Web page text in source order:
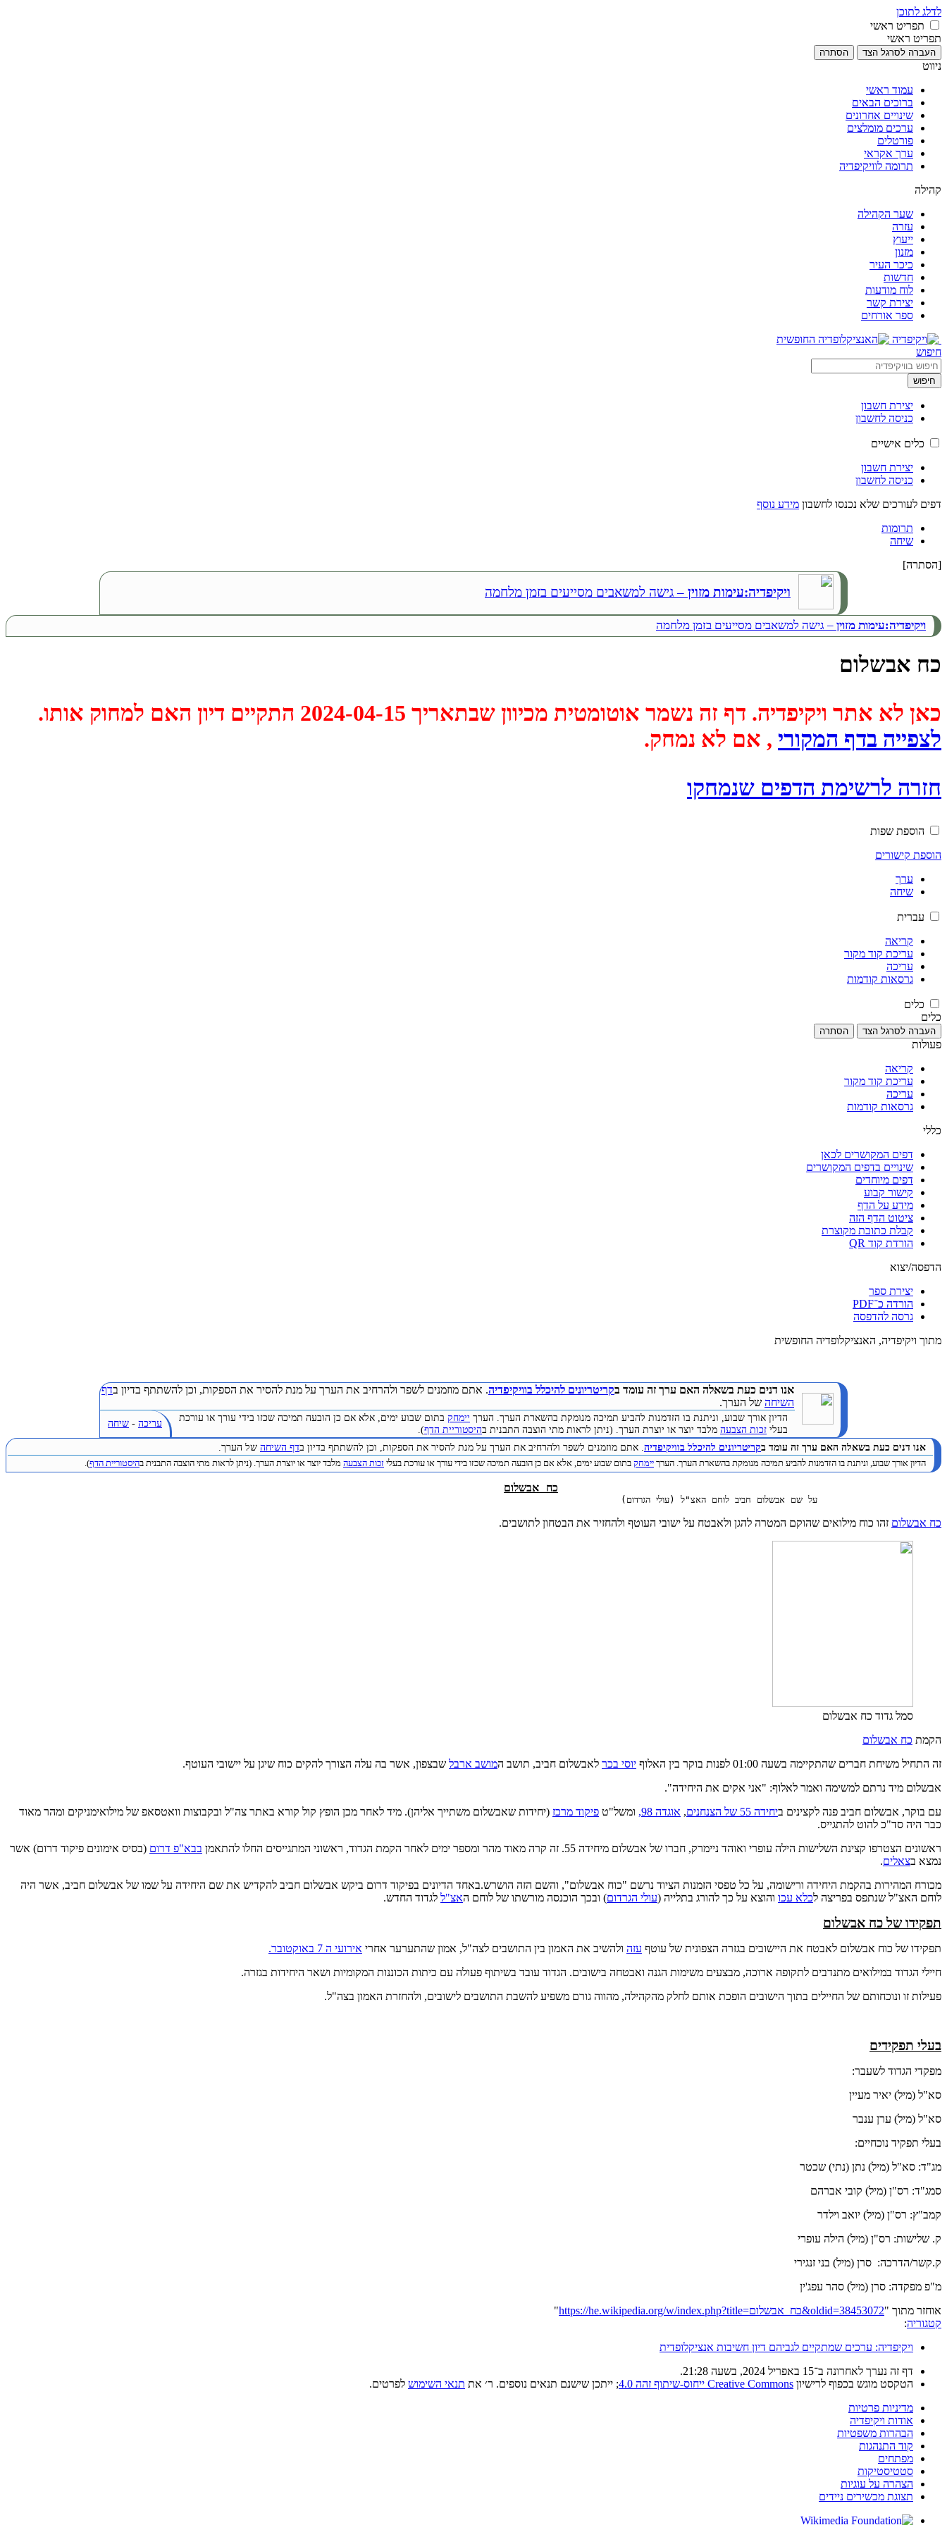
לדלג לתוכן
תפריט ראשי
תפריט ראשי
העברה לסרגל הצד הסתרה
ניווט
עמוד ראשי
ברוכים הבאים
שינויים אחרונים
ערכים מומלצים
פורטלים
ערך אקראי
תרומה לוויקיפדיה
קהילה
שער הקהילה
עזרה
ייעוץ
מזנון
כיכר העיר
חדשות
לוח מודעות
יצירת קשר
ספר אורחים
חיפוש
חיפוש
יצירת חשבון
כניסה לחשבון
כלים אישיים
יצירת חשבון
כניסה לחשבון
דפים לעורכים שלא נכנסו לחשבון מידע נוסף
תרומות
שיחה
[הסתרה]
ויקיפדיה:עימות מזוין – גישה למשאבים מסייעים בזמן מלחמה
ויקיפדיה:עימות מזוין – גישה למשאבים מסייעים בזמן מלחמה
כח אבשלום
כאן לא אתר ויקיפדיה. דף זה נשמר אוטומטית מכיוון שבתאריך 2024-04-15 התקיים דיון האם למחוק אותו.
לצפייה בדף המקורי , אם לא נמחק.
חזרה לרשימת הדפים שנמחקו
הוספת שפות
הוספת קישורים
ערך
שיחה
עברית
קריאה
עריכת קוד מקור
עריכה
גרסאות קודמות
כלים
כלים
העברה לסרגל הצד הסתרה
פעולות
קריאה
עריכת קוד מקור
עריכה
גרסאות קודמות
כללי
דפים המקושרים לכאן
שינויים בדפים המקושרים
דפים מיוחדים
קישור קבוע
מידע על הדף
ציטוט הדף הזה
קבלת כתובת מקוצרת
הורדת קוד QR
הדפסה/יצוא
יצירת ספר
הורדה כ־PDF
גרסה להדפסה
מתוך ויקיפדיה, האנציקלופדיה החופשית
אנו דנים כעת בשאלה האם ערך זה עומד בקריטריונים להיכלל בוויקיפדיה. אתם מוזמנים לשפר ולהרחיב את הערך על מנת להסיר את הספקות, וכן להשתתף בדיון בדף
השיחה של הערך.
הדיון אורך שבוע, וניתנת בו הזדמנות להביע תמיכה מנומקת בהשארת הערך. הערך יימחק בתום שבוע ימים, אלא אם כן הובעה תמיכה שכזו בידי עורך או עורכת
בעלי זכות הצבעה מלבד יוצר או יוצרת הערך. (ניתן לראות מתי הוצבה התבנית בהיסטוריית הדף).
עריכה - שיחה
אנו דנים כעת בשאלה האם ערך זה עומד בקריטריונים להיכלל בוויקיפדיה. אתם מוזמנים לשפר ולהרחיב את הערך על מנת להסיר את הספקות, וכן להשתתף בדיון בדף השיחה של הערך.
הדיון אורך שבוע, וניתנת בו הזדמנות להביע תמיכה מנומקת בהשארת הערך. הערך יימחק בתום שבוע ימים, אלא אם כן הובעה תמיכה שכזו בידי עורך או עורכת בעלי זכות הצבעה מלבד יוצר או יוצרת הערך. (ניתן לראות מתי הוצבה התבנית בהיסטוריית הדף).
כח אבשלום
על שם אבשלום חביב לוחם האצ"ל (עולי הגרדום)
כח אבשלום זהו כוח מילואים שהוקם המטרה להגן ולאבטח על ישובי העוטף ולהחזיר את הבטחון לתושבים.
סמל גדוד כח אבשלום
הקמת כח אבשלום
זה התחיל משיחת חברים שהתקיימה בשעה 01:00 לפנות בוקר בין האלוף
יוסי בכר לאבשלום חביב, תושב המושב ארבל שבצפון, אשר בה עלה הצורך להקים כוח שיגן על יישובי העוטף.
אבשלום מיד נרתם למשימה ואמר לאלוף: "אני אקים את היחידה".
עם בוקר, אבשלום חביב פנה לקצינים ביחידה 55 של הצנחנים , אוגדה 98, ומשל"ט פיקוד מרכז (יחידות שאבשלום משתייך אליהן). מיד לאחר מכן הופץ קול קורא באתר צה"ל ובקבוצות וואטסאפ של מילואימניקים ומהר מאוד
כבר היה סד"כ להוט להתגייס.
ראשונים הצטרפו קצינת השלישות הילה עופרי ואוהד ניימרק, חברו של אבשלום מיחידה 55. זה קרה מאוד מהר ומספר ימים לאחר הקמת הגדוד, ראשוני המתגייסים החלו להתאמן
בבא"פ דרום (בסיס אימונים פיקוד דרום) אשר
נמצא בצאלים.
מכורח המהירות בהקמת היחידה ורישומה, על כל טפסי הזמנות הציוד נרשם "כוח אבשלום", והשם הזה הושרש.באחד הדיונים בפיקוד דרום ביקש אבשלום חביב להקדיש את שם היחידה על שמו של אבשלום חביב, אשר היה
לוחם האצ"ל שנתפס בפריצה לכלא עכו והוצא על כך להורג בתלייה (עולי הגרדום) ובכך הוכנסה מורשתו של לוחם האצ"ל לגדוד החדש.
תפקידו של כח אבשלום
תפקידו של כוח אבשלום לאבטח את היישובים בגזרה הצפונית של עוטף עזה ולהשיב את האמון בין התושבים לצה"ל, אמון שהתערער אחרי אירועי ה 7 באוקטובר.
חיילי הגדוד במילואים מתנדבים לתקופה ארוכה, מבצעים משימות הגנה ואבטחה בישובים. הגדוד עובד בשיתוף פעולה עם כיתות הכוננות המקומיות ושאר היחידות בגזרה.
פעילות זו ונוכחותם של החיילים בתוך הישובים הופכת אותם לחלק מהקהילה, מהווה גורם משפיע להשבת התושבים לישובים, ולהחזרת האמון בצה"ל.
בעלי תפקידים
מפקדי הגדוד לשעבר:
סא"ל (מיל) יאיר מעיין
סא"ל (מיל) ערן ענבר
בעלי תפקיד נוכחיים:
מג"ד: סא"ל (מיל) נתן (נתי) שכטר
סמג"ד: רס"ן (מיל) קובי אברהם
קמב"ץ: רס"ן (מיל) יואב וילדר
ק. שלישות: רס"ן (מיל) הילה עופרי
ק.קשר/הדרכה: סרן (מיל) בני זנגירי
מ"פ מפקדה: סרן (מיל) סהר עפג'ין
אוחזר מתוך "https://he.wikipedia.org/w/index.php?title=כח_אבשלום&oldid=38453072
"
קטגוריה:
ויקיפדיה: ערכים שמתקיים לגביהם דיון חשיבות אנציקלופדית
דף זה נערך לאחרונה ב־15 באפריל 2024, בשעה 21:28.
הטקסט מוגש בכפוף לרישיון Creative Commons ייחוס-שיתוף זהה 4.0 ; ייתכן שישנם תנאים נוספים. ר׳ את תנאי השימוש לפרטים.
מדיניות פרטיות
אודות ויקיפדיה
הבהרות משפטיות
קוד התנהגות
מפתחים
סטטיסטיקות
הצהרה על עוגיות
תצוגת מכשירים ניידים